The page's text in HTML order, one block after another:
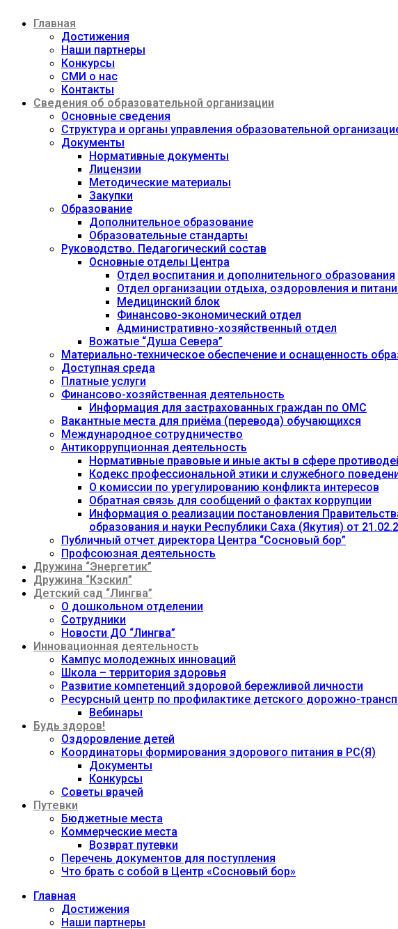
содержимому
Главная
Достижения
Наши партнеры
Конкурсы
СМИ о нас
Контакты
Сведения об образовательной организации
Основные сведения
Структура и органы управления образовательной
Документы
Нормативные документы
Лицензии
Методические материалы
Закупки
Образование
Дополнительное образование
Образовательные стандарты
Руководство. Педагогический состав
Основные отделы Центра
Отдел воспитания и дополнительного образования
Отдел организации отдыха, оздоровления и
Медицинский блок
Финансово-экономический отдел
Административно-хозяйственный отдел
Вожатые “Душа Севера”
Материально-техническое обеспечение и оснащенность
Доступная среда
Платные услуги
Финансово-хозяйственная деятельность
Информация для застрахованных граждан по ОМС
Вакантные места для приёма (перевода) обучающихся
Международное сотрудничество
Антикоррупционная деятельность
Нормативные правовые и иные акты в сфере
Кодекс профессиональной этики и служебного
О комиссии по урегулированию конфликта интересов
Обратная связь для сообщений о фактах коррупции
Информация о реализации постановления
образования и науки Республики Саха (Якутия) от
Публичный отчет директора Центра “Сосновый бор”
Профсоюзная деятельность
Дружина “Энергетик”
Дружина “Кэскил”
Детский сад “Лингва”
О дошкольном отделении
Сотрудники
Новости ДО “Лингва”
Инновационная деятельность
Кампус молодежных инноваций
Школа – территория здоровья
Развитие компетенций здоровой бережливой личности
Ресурсный центр по профилактике детского дорожно-
Вебинары
Будь здоров!
Оздоровление детей
Координаторы формирования здорового питания в РС(Я)
Документы
Конкурсы
Советы врачей
Путевки
Бюджетные места
Коммерческие места
Возврат путевки
Перечень документов для поступления
Что брать с собой в Центр «Сосновый бор»
Главная
Достижения
Наши партнеры